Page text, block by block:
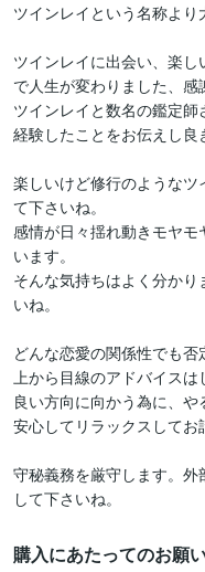
ツインレイという名称より
ツインレイに出会い、楽
で人生が変わりました、
ツインレイと数名の鑑定
経験したことをお伝えし良
楽しいけど修行のような
て下さいね。
感情が日々揺れ動きモヤ
います。
そんな気持ちはよく分か
いね。
どんな恋愛の関係性でも否
上から目線のアドバイスは
良い方向に向かう為に、や
安心してリラックスしてお
守秘義務を厳守します。
して下さいね。
購入にあたってのお願